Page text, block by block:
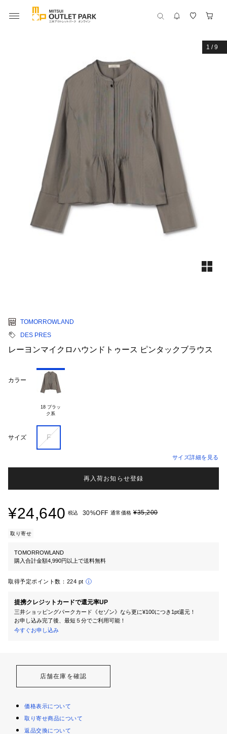
1 /9
TOMORROWLAND
DES PRES
レーヨンマイクロハウンドトゥース ピンタックブラウス
カラー
18 ブラッ
サイズ F
サイズ詳細を見る
再入荷お知らせ登録
¥24,640 税込 30%OFF 通常価格 ¥35,200
取り寄せ
TOMORROWLAND
購入合計金額4,990円以上で送料無料
取得予定ポイント数： 224 pt
提携クレジットカードで還元率UP
三井ショッピングパークカード《セゾン》なら更に¥100につき1pt還元！
お申し込み完了後、最短５分でご利用可能！
今すぐお申し込み
店舗在庫を確認
価格表示について
取り寄せ商品について
返品交換について